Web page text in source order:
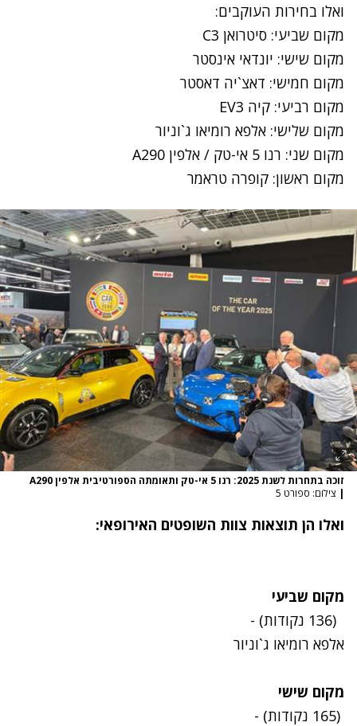
ואלו בחירות העוקבים:
מקום שביעי: סיטרואן C3
מקום שישי: יונדאי אינסטר
מקום חמישי: דאצ`יה דאסטר
מקום רביעי: קיה EV3
מקום שלישי: אלפא רומיאו ג`וניור
מקום שני: רנו 5 אי-טק / אלפין A290
מקום ראשון: קופרה טראמר
זוכה בתחרות לשנת 2025: רנו 5 אי-טק ותאומתה הספורטיבית אלפין A290
| צילום: ספורט 5
ואלו הן תוצאות צוות השופטים האירופאי:
מקום שביעי
(136 נקודות) -
אלפא רומיאו ג`וניור
מקום שישי
(165 נקודות) -